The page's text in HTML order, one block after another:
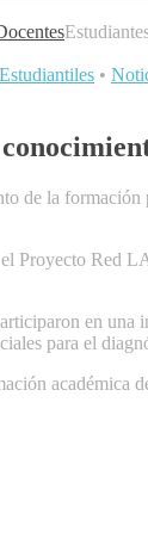
•
de la
Proyecto Red
en
para el
académica